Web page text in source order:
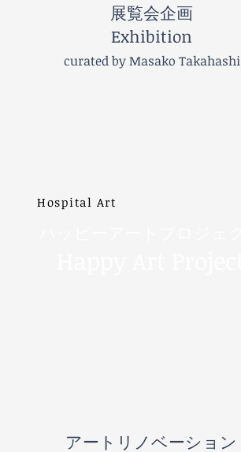
​展覧会企画
Exhibition
curated by Masako Takahashi
Hospital Art
アートリノベーション